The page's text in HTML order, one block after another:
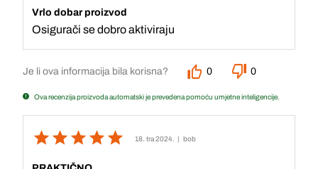
Vrlo dobar proizvod
Osigurači se dobro aktiviraju
Je li ova informacija bila korisna? 0 0
Ova recenzija proizvoda automatski je prevedena pomoću umjetne inteligencije.
18. tra 2024. | bob